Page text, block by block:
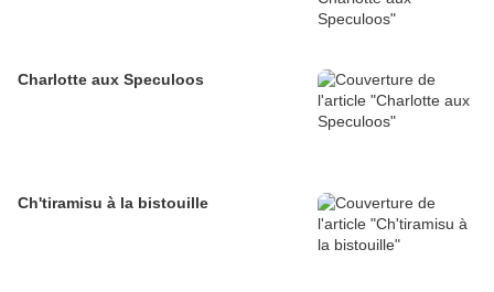
Charlotte aux Speculoos
Ch'tiramisu à la bistouille